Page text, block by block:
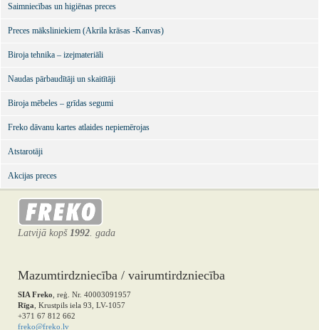
Saimniecības un higiēnas preces
Preces māksliniekiem (Akrila krāsas -Kanvas)
Biroja tehnika – izejmateriāli
Naudas pārbaudītāji un skaitītāji
Biroja mēbeles – grīdas segumi
Freko dāvanu kartes atlaides nepiemērojas
Atstarotāji
Akcijas preces
Latvijā kopš 1992. gada
Mazumtirdzniecība / vairumtirdzniecība
SIA Freko , reģ. Nr. 40003091957
Rīga , Krustpils iela 93, LV-1057
+371 67 812 662
freko@freko.lv